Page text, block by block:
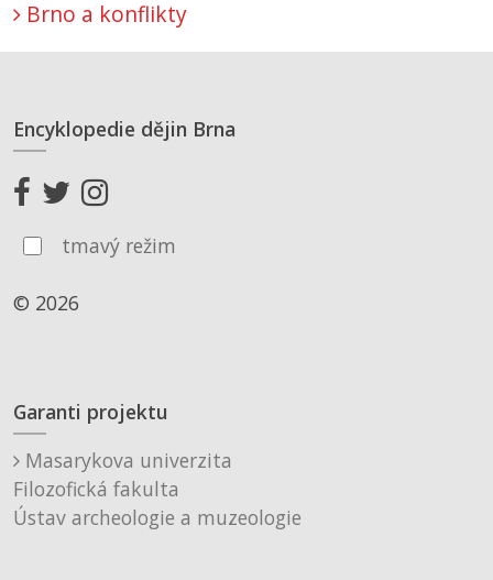
Brno a konflikty
Encyklopedie dějin Brna
tmavý režim
© 2026
Garanti projektu
Masarykova univerzita
Filozofická fakulta
Ústav archeologie a muzeologie